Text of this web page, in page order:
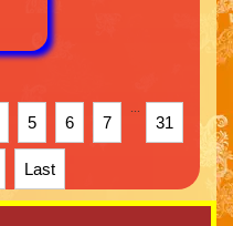
5 6 7 31
Last